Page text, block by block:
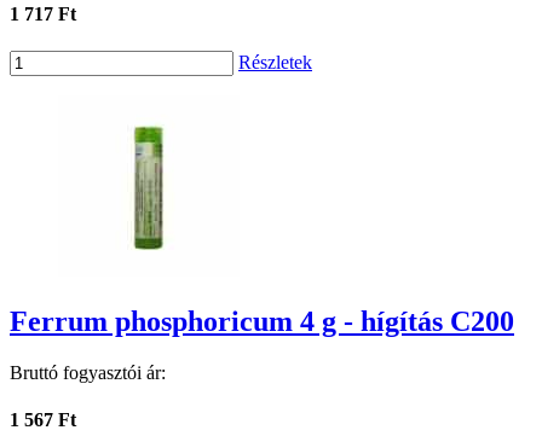
1 717 Ft
Részletek
Ferrum phosphoricum 4 g - hígítás C200
Bruttó fogyasztói ár:
1 567 Ft